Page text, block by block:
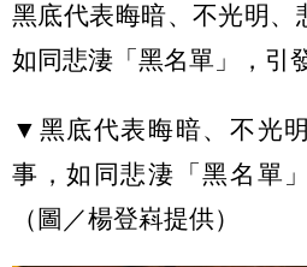
黑底代表晦暗、不光明、
如同悲淒「黑名單」，引
▼黑底代表晦暗、不光
事，如同悲淒「黑名單
（圖／楊登嵙提供）